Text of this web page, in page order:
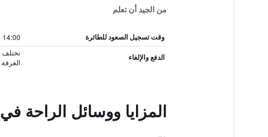
من الجيد أن تعلم
وقت تسجيل الصعود للطائرة 14:00
الدفع والإلغاء
المزايا ووسائل الراحة في Amaris Hotel Bengkulu